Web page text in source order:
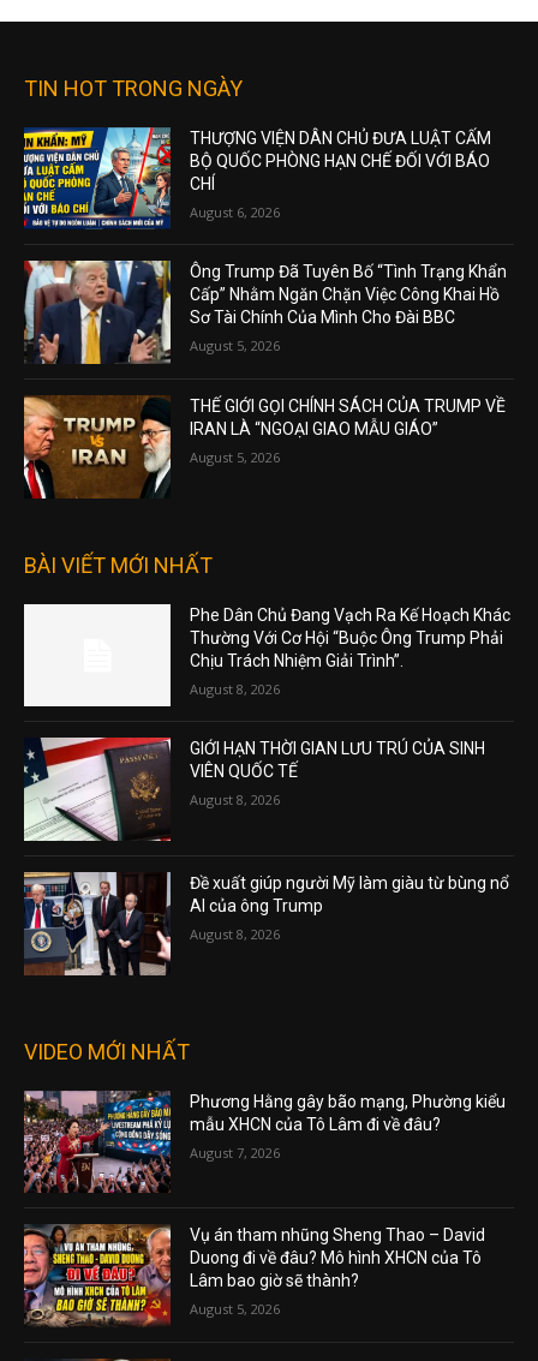
TIN HOT TRONG NGÀY
THƯỢNG VIỆN DÂN CHỦ ĐƯA LUẬT CẤM
BỘ QUỐC PHÒNG HẠN CHẾ ĐỐI VỚI BÁO
CHÍ
August 6, 2026
Ông Trump Đã Tuyên Bố “Tình Trạng Khẩn
Cấp” Nhằm Ngăn Chặn Việc Công Khai Hồ
Sơ Tài Chính Của Mình Cho Đài BBC
August 5, 2026
THẾ GIỚI GỌI CHÍNH SÁCH CỦA TRUMP VỀ
IRAN LÀ “NGOẠI GIAO MẪU GIÁO”
August 5, 2026
BÀI VIẾT MỚI NHẤT
Phe Dân Chủ Đang Vạch Ra Kế Hoạch Khác
Thường Với Cơ Hội “Buộc Ông Trump Phải
Chịu Trách Nhiệm Giải Trình”.
August 8, 2026
GIỚI HẠN THỜI GIAN LƯU TRÚ CỦA SINH
VIÊN QUỐC TẾ
August 8, 2026
Đề xuất giúp người Mỹ làm giàu từ bùng nổ
AI của ông Trump
August 8, 2026
VIDEO MỚI NHẤT
Phương Hằng gây bão mạng, Phường kiểu
mẫu XHCN của Tô Lâm đi về đâu?
August 7, 2026
Vụ án tham nhũng Sheng Thao – David
Duong đi về đâu? Mô hình XHCN của Tô
Lâm bao giờ sẽ thành?
August 5, 2026